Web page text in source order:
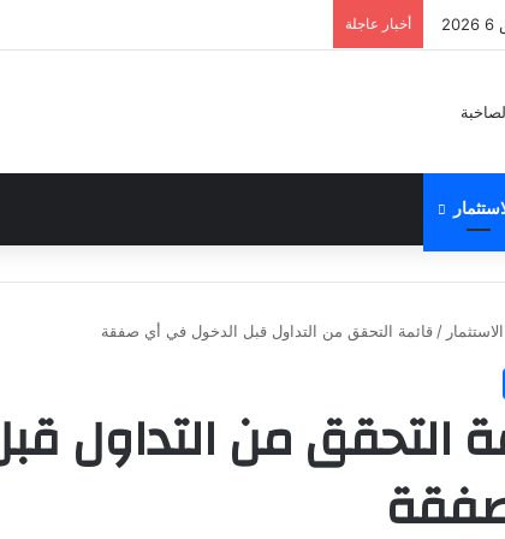
أخبار عاجلة
الاستثمار / قائمة التحقق من التداول قبل الدخول في أي صفقة
التحقق من التداول